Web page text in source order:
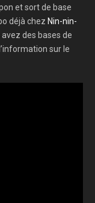
et sort de base
déjà chez Nin-nin-
des bases de
sur le